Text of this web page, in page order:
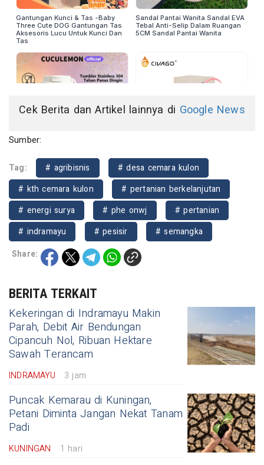
Cek Berita dan Artikel lainnya di Google News
Sumber:
Tag: # agribisnis
# desa cemara kulon
# kth cemara kulon
# pertanian berkelanjutan
# energi surya
# phe onwj
# pertanian
# indramayu
# pesisir
# semangka
Share:
BERITA TERKAIT
Kekeringan di Indramayu Makin
Parah, Debit Air Bendungan
Cipancuh Nol, Ribuan Hektare
Sawah Terancam
INDRAMAYU 3 jam
Puncak Kemarau di Kuningan,
Petani Diminta Jangan Nekat Tanam
Padi
KUNINGAN 1 hari